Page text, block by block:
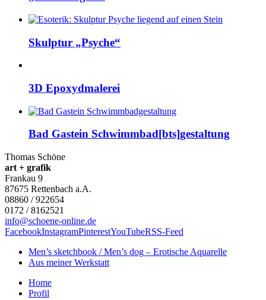
Skulptur „Psyche“
3D Epoxydmalerei
Bad Gastein Schwimmbad[bts]gestaltung
Thomas Schöne
art + grafik
Frankau 9
87675 Rettenbach a.A.
08860 / 922654
0172 / 8162521
info@schoene-online.de
FacebookInstagramPinterestYouTubeRSS-Feed
Men’s sketchbook / Men’s dog – Erotische Aquarelle
Aus meiner Werkstatt
Home
Profil